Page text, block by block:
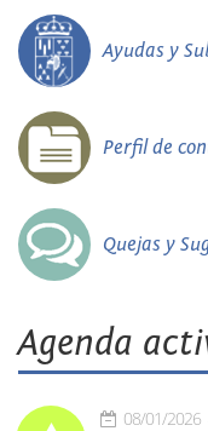
Ayudas y
Perfil de
Quejas y
Agenda
08/01/2026